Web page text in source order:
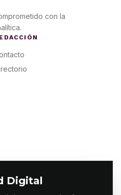
Digital
con la